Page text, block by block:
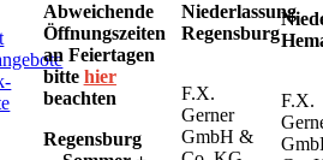
Abweichende
Öffnungszeiten
an Feiertagen
bitte hier
beachten
Regensburg
Niederlassung
Regensburg
F.X.
Gerner
GmbH &
F.X.